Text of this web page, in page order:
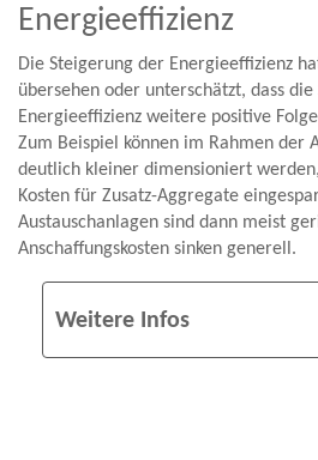
Energieeffizienz
Die Steigerung der Energieeffizienz
übersehen oder unterschätzt, dass
Energieeffizienz weitere positive
Zum Beispiel können im Rahmen der
deutlich kleiner dimensioniert
Kosten für Zusatz-Aggregate
Austauschanlagen sind dann meist
Anschaffungskosten sinken generell.
Weitere Infos